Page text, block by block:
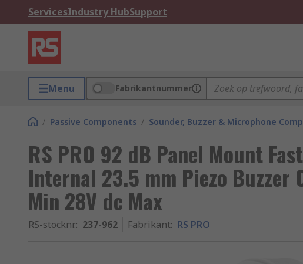
ServicesIndustry HubSupport
Menu Fabrikantnummer
/ Passive Components / Sounder, Buzzer & Microphone
RS PRO 92 dB Panel Mount
Internal 23.5 mm Piezo Buzzer
Min 28V dc Max
RS-stocknr.: 237-962 Fabrikant: RS PRO